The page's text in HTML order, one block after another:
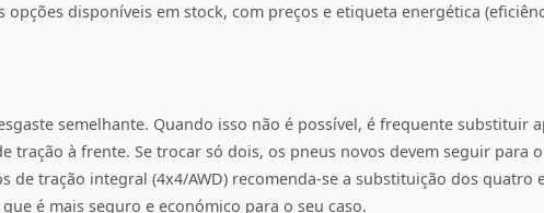
disponíveis em stock, com preços e etiqueta energética
semelhante. Quando isso não é possível, é frequente substituir
à frente. Se trocar só dois, os pneus novos devem seguir para o
de tração integral (4x4/AWD) recomenda-se a substituição dos quatro
é mais seguro e económico para o seu caso.